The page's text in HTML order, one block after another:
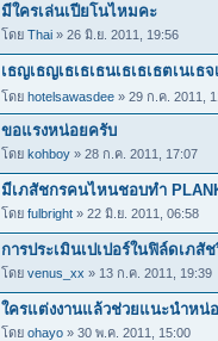
มีใครเล่นเปียโนไหมคะ
โดย Thai » 26 มิ.ย. 2011, 19:56
เธญเธญเธเธเธนเธเธเธตเนเธ
โดย hotelsawasdee » 29 ก.ค. 2011,
ขอแรงหน่อยครับ
โดย kohboy » 28 ก.ค. 2011, 17:07
มีเภสัชกรคนไหนชอบทำ
โดย fulbright » 22 มิ.ย. 2011, 06:58
การประเมินเปเปอร์ในฟิล์ดเภสั
โดย venus_xx » 13 ก.ค. 2011, 19:39
ใครแต่งงานแล้วช่วยแนะนำหน่
โดย ohayo » 30 พ.ค. 2011, 15:00